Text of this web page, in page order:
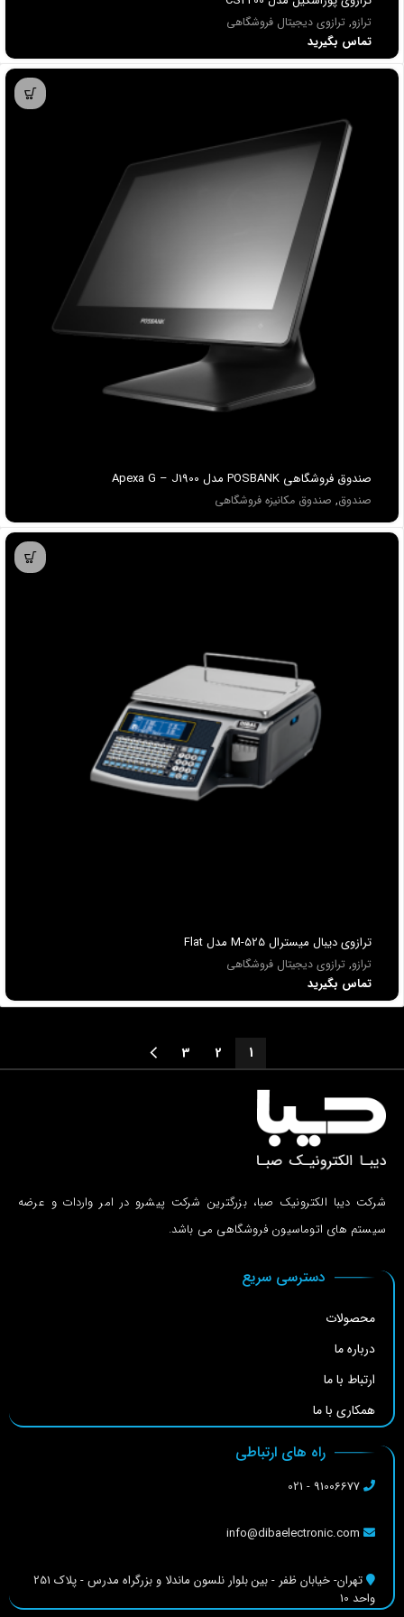
ترازو, ترازوی دیجیتال فروشگاهی
تماس بگیرید
صندوق فروشگاهي POSBANK مدل Apexa G – J1900
صندوق, صندوق مکانیزه فروشگاهی
ترازوی دیبال میسترال M-525 مدل Flat
ترازو, ترازوی دیجیتال فروشگاهی
تماس بگیرید
1
2
3
شرکت دیبا الکترونیک صبا، بزرگترین شرکت پیشرو در امر واردات و عرضه
سیستم های اتوماسیون فروشگاهی می باشد.
دسترسی سریع
محصولات
درباره ما
ارتباط با ما
همکاری با ما
راه های ارتباطی
تهران- خیابان ظفر - بین بلوار نلسون ماندلا و بزرگراه مدرس - پلاک 251
واحد 10